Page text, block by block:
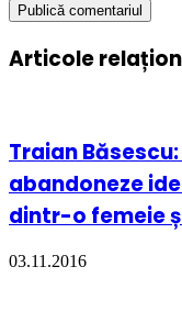
Articole
Traian
abandoneze
dintr-o femeie
03.11.2016